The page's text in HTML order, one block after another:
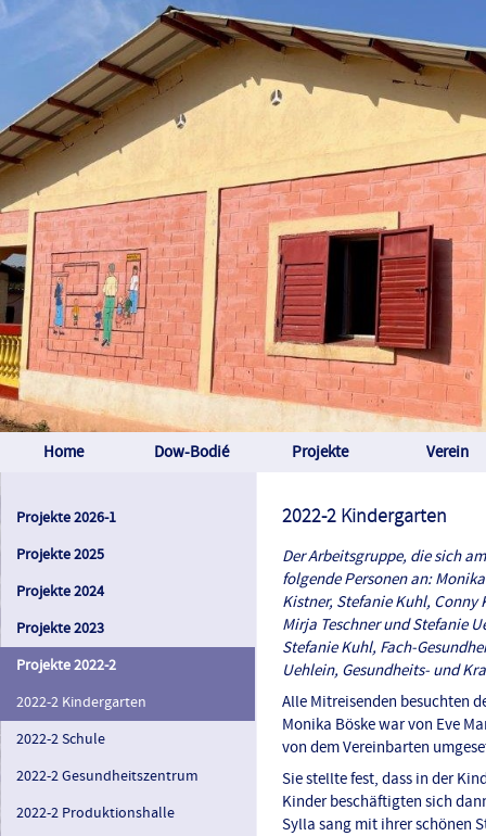
Home Dow-Bodié Projekte Verein
Projekte 2026-1
Projekte 2025
Projekte 2024
Projekte 2023
Projekte 2022-2
2022-2 Kindergarten
2022-2 Schule
2022-2 Gesundheitszentrum
2022-2 Produktionshalle
2022-2 Kindergarten
Der Arbeitsgruppe, die sich
folgende Personen an:
Kistner, Stefanie Kuhl, Conny
Mirja Teschner und Stefanie
Stefanie Kuhl, Fach-
Uehlein, Gesundheits- und
Alle Mitreisenden besuchten
Monika Böske war von Eve
von dem Vereinbarten
Sie stellte fest, dass in der
Kinder beschäftigten sich
Sylla sang mit ihrer schönen